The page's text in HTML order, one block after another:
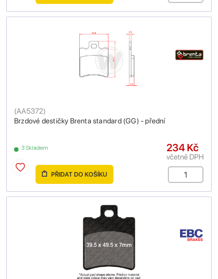
Brzdové destičky Brenta standard (GG) - přední
(AA5372)
3 Skladem 234 Kč
včetně DPH
PŘIDAT DO KOŠÍKU